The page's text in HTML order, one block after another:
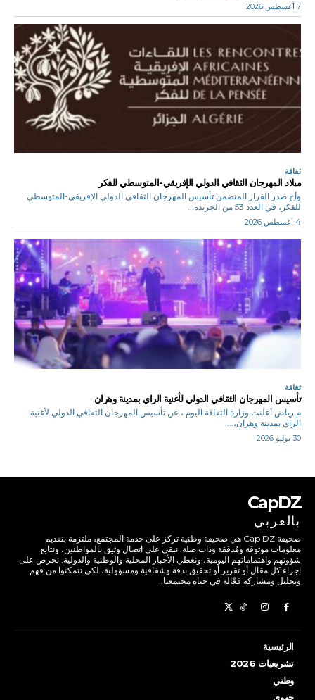
7 أغسطس 2026
ثقافة
ميلاد المهرجان الثقافي الدولي الإفريقي-المتوسطي للفكر
وأج صدر القرار المتضمن تأسيس المهرجان الثقافي الدولي الإفريقي-المتوسطي
للفكر، في العدد 53 من الجريدة...
4 أغسطس 2026
ثقافة
تأسيس المهرجان الثقافي الدولي لأغنية الراي بمدينة وهران
م.رياض أعلنت وزارة الثقافة اليوم ، عن تأسيس المهرجان الثقافي الدولي لأغنية
الراي بمدينة وهران،...
30 يوليو 2026
CapDZ
بالعربي
صحيفة Cap DZ هي صحيفة وطنية تركز على خدمة المجتمع، ملتزمة بتقديم
معلومات موثوقة ومُدققة وذات صلة. نبقى على اتصال وثيق بالمواطنين، ونتابع
شؤونهم واهتماماتهم اليومية، ونغطي الأخبار المحلية والوطنية والدولية. نحرص على
إجراء كل مقال أو تقرير أو تحقيق بدقة وشفافية ومسؤولية، لكي تتمكنوا من فهم
وتحليل ومشاركة فعّالة في حياة مجتمعنا.
الرئيسية
تشريعيات 2026
وطني
جهوي